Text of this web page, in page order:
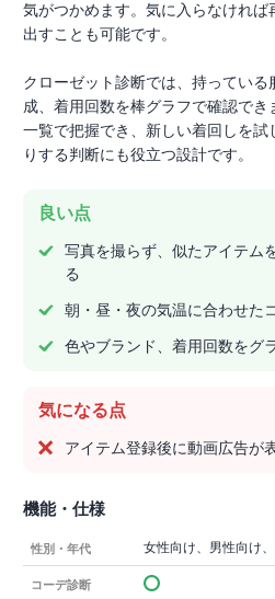
気がつかめます。気に入らなけれ
出すことも可能です。
クローゼット診断では、持ってい
成、着用回数を棒グラフで確認で
一覧で把握でき、新しい着回しを
りする判断にも役立つ設計です。
良い点
写真を撮らず、似たアイテム
る
朝・昼・夜の気温に合わせた
色やブランド、着用回数をグ
気になる点
アイテム登録後に動画広告が
機能・仕様
性別・年代 女性向け、男性向け
コーデ診断